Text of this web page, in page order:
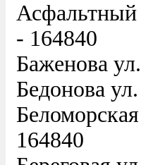
Асфальтный
- 164840
Баженова
Бедонова
164840